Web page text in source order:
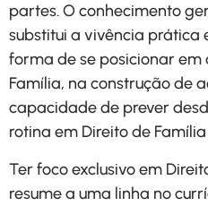
partes. O conhecimento
substitui a vivência prática
forma de se posicionar em
Família, na construção de
capacidade de prever
rotina em Direito de
Ter foco exclusivo em
resume a uma linha no